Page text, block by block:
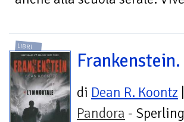
LIBRI
di Dean R. Koontz
Pandora -